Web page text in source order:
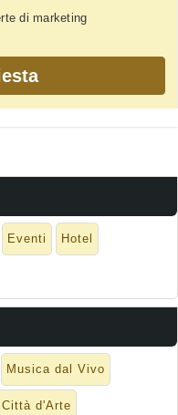
di marketing
Eventi Hotel
Musica dal Vivo
Città d'Arte